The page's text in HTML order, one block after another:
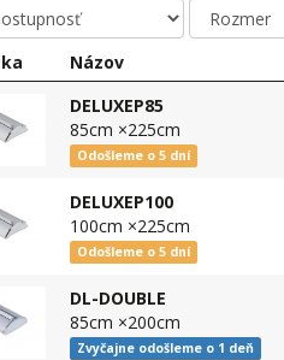
Názov
DELUXEP85
85cm ×225cm
Odošleme o 5 dní
DELUXEP100
100cm ×225cm
Odošleme o 5 dní
DL-DOUBLE
85cm ×200cm
Zvyčajne odošleme o 1 deň